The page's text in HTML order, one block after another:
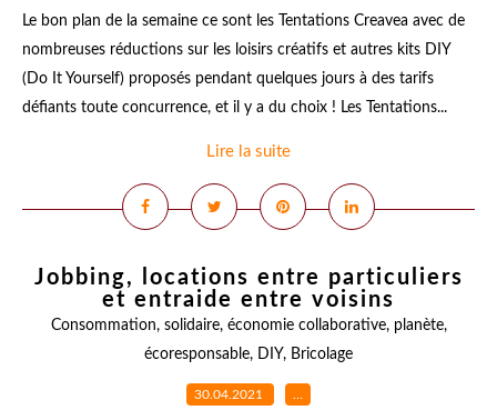
Le bon plan de la semaine ce sont les Tentations Creavea avec de
nombreuses réductions sur les loisirs créatifs et autres kits DIY
(Do It Yourself) proposés pendant quelques jours à des tarifs
défiants toute concurrence, et il y a du choix ! Les Tentations...
Lire la suite
Jobbing, locations entre particuliers
et entraide entre voisins
Consommation, solidaire, économie collaborative, planète,
écoresponsable, DIY, Bricolage
30.04.2021 …